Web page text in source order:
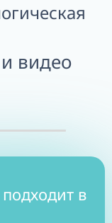
видео
в